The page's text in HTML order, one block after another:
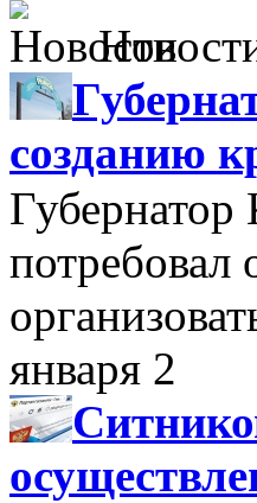
созданию
Губернатор
потребовал
января 2